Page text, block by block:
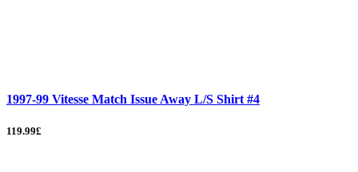
1997-99 Vitesse Match Issue Away L/S Shirt #4
119.99£